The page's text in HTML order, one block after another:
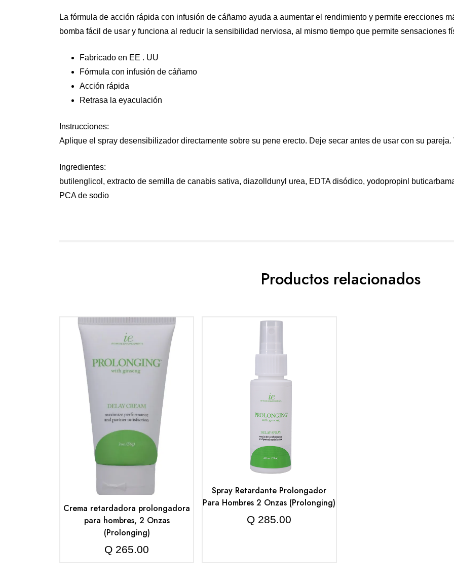
La fórmula de acción rápida con infusión de cáñamo ayuda a aumentar el rendimiento y permite erecciones
bomba fácil de usar y funciona al reducir la sensibilidad nerviosa, al mismo tiempo que permite sensaciones
Fabricado en EE . UU
Fórmula con infusión de cáñamo
Acción rápida
Retrasa la eyaculación
Instrucciones:
Aplique el spray desensibilizador directamente sobre su pene erecto. Deje secar antes de usar con su
Ingredientes:
butilenglicol, extracto de semilla de canabis sativa, diazolldunyl urea, EDTA disódico, yodopropinl
PCA de sodio
Productos relacionados
Crema retardadora prolongadora
para hombres, 2 Onzas
(Prolonging)
Q 265.00
Spray Retardante Prolongador
Para Hombres 2 Onzas (Prolonging)
Q 285.00